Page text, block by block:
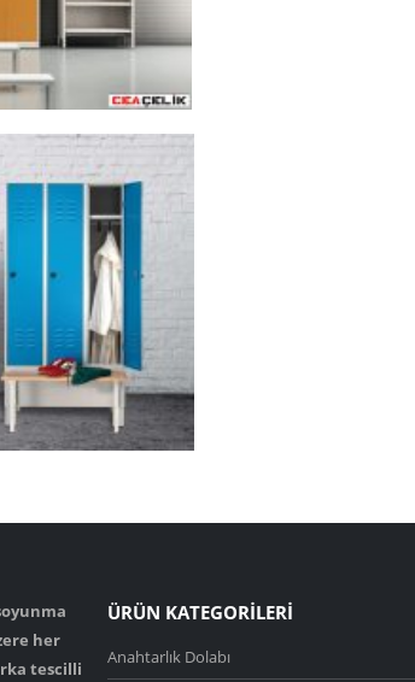
her
tescilli
ÜRÜN KATEGORİLERİ
Anahtarlık Dolabı